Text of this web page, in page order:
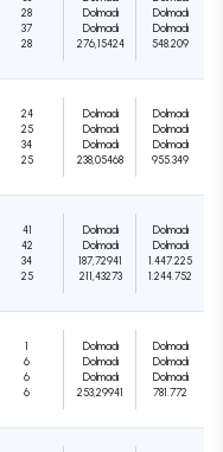
28
37
28
Dolmadı
Dolmadı
276,15424
Dolmadı
Dolmadı
548.209
24
25
34
25
Dolmadı
Dolmadı
Dolmadı
238,05468
Dolmadı
Dolmadı
Dolmadı
955.349
41
42
34
25
Dolmadı
Dolmadı
187,72941
211,43273
Dolmadı
Dolmadı
1.447.225
1.244.752
1
6
6
6
Dolmadı
Dolmadı
Dolmadı
253,29941
Dolmadı
Dolmadı
Dolmadı
781.772